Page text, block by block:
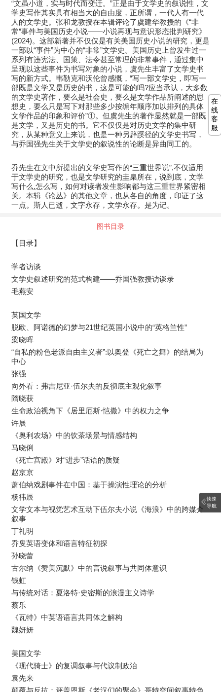
“文虽小道，实与时代而变迁。”正是由于文学史的叙说性，文
学史写作其实具有相当大的自由度，正所谓，一代人有一代
人的文学史。张和龙教授在本辑评论了虞建华教授的《“非
常”事件与美国历史小说——小说再现与意识形态批判研究》
(2024)。这部新著并不仅仅是有关美国历史小说的研究，更是
一部以“事件”为中心的“非常”文学史。美国历史上曾发生过一
系列有违宪法、国策、法令甚至常理的非常事件，通过集中
呈现以这些事件为书写对象的小说，虞先生丰富了文学史书
写的新方式。韦勒克和沃伦曾感慨，“写一部文学史，即写一
部既是文学又是历史的书，这是可能的吗?应当承认，大多数
的文学史著作，要么是社会史，要么是文学作品所阐述的思
想史，要么只是写下对那些多少按编年顺序加以排列的具体
文学作品的印象和评价”①。但虞先生的著作显然就是一部既
是文学，又是历史的书。它不仅仅是对历史文学的集中研
究，从某种意义上来说，也是一种另辟蹊径的文学史书写，
与乔国强先生关于文学史的叙说性的论断是异曲同工的。
乔先生在文中所提出的文学史写作的“三重世界说”,不仅适用
于文学史的研究，也是文学研究的圭臬所在，说到底，文学
写什么,怎么写，如何对读者发生影响都与这三重世界紧密相
关。本辑《论丛》的其他文章，也从各自的角度，印证了这
一点。斯人已逝，文字永存，文学永存。是为记。
图书目录
【目录】
学者访谈
文学史叙述研究的范式构建——乔国强教授访谈录
毛燕安
英国文学
脱欧、阿诺德的幻梦与21世纪英国小说中的“英格兰性”
梁晓晖
“自私的粉色老派自由主义者”:以奥登《死亡之舞》的结局为
中心
张强
向外看：弗吉尼亚·伍尔夫的反彻底主观化叙事
隋晓获
生命政治视角下《居里厄斯·恺撒》中的权力之争
许展
《奥利农场》中的饮茶场景与情感结构
马晓俐
《死亡宫殿》对“进步”话语的质疑
赵京京
萧伯纳戏剧事件在中国：基于操演性理论的分析
杨祎辰
文学文本与视觉艺术互动下伍尔夫小说《海浪》中的跨媒介
叙事
丁礼明
乔叟英语变体和语言特征初探
孙晓蕾
古尔纳《赞美沉默》中的言说叙事与共同体意识
钱虹
与传统对话：夏洛特·史密斯的浪漫主义诗学
蔡乐
《瓦特》中英语语言共同体之解构
魏妍妍
美国文学
《现代骑士》的复调叙事与代议制政治
袁先来
颠覆与反抗：评盖恩斯《老汉们的聚会》哥特空间叙事特色
快速
导航
在
线
客
服